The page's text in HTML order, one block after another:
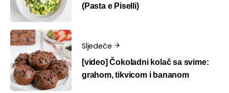
(Pasta e Piselli)
Sljedeće
[video] Čokoladni kolač sa svime:
grahom, tikvicom i bananom